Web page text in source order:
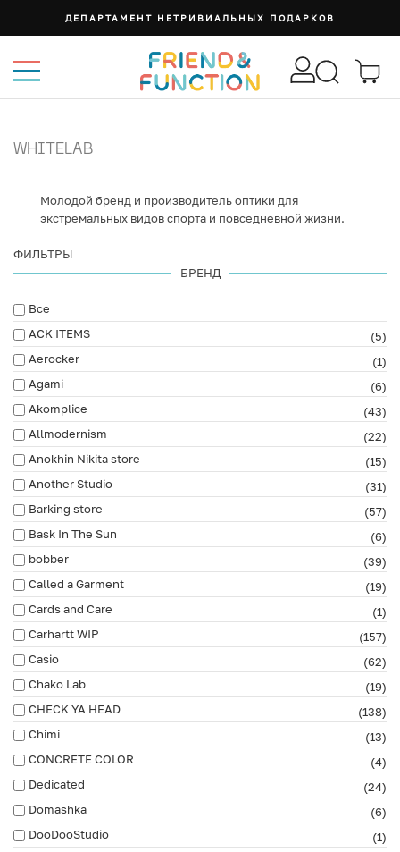
ДЕПАРТАМЕНТ НЕТРИВИАЛЬНЫХ ПОДАРКОВ
WHITELAB
Молодой бренд и производитель оптики для
экстремальных видов спорта и повседневной жизни.
ФИЛЬТРЫ
БРЕНД
Все
ACK ITEMS
(5)
Aerocker
(1)
Agami
(6)
Akomplice
(43)
Allmodernism
(22)
Anokhin Nikita store
(15)
Another Studio
(31)
Barking store
(57)
Bask In The Sun
(6)
bobber
(39)
Called a Garment
(19)
Cards and Care
(1)
Carhartt WIP
(157)
Casio
(62)
Chako Lab
(19)
CHECK YA HEAD
(138)
Chimi
(13)
CONCRETE COLOR
(4)
Dedicated
(24)
Domashka
(6)
DooDooStudio
(1)